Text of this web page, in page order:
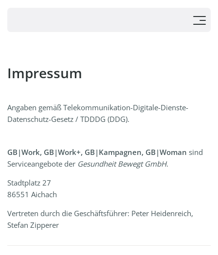
Impressum
Angaben gemäß Telekommunikation-Digitale-Dienste-
Datenschutz-Gesetz / TDDDG (DDG).
GB|Work, GB|Work+, GB|Kampagnen, GB|Woman sind
Serviceangebote der Gesundheit Bewegt GmbH.
Stadtplatz 27
86551 Aichach
Vertreten durch die Geschäftsführer: Peter Heidenreich,
Stefan Zipperer